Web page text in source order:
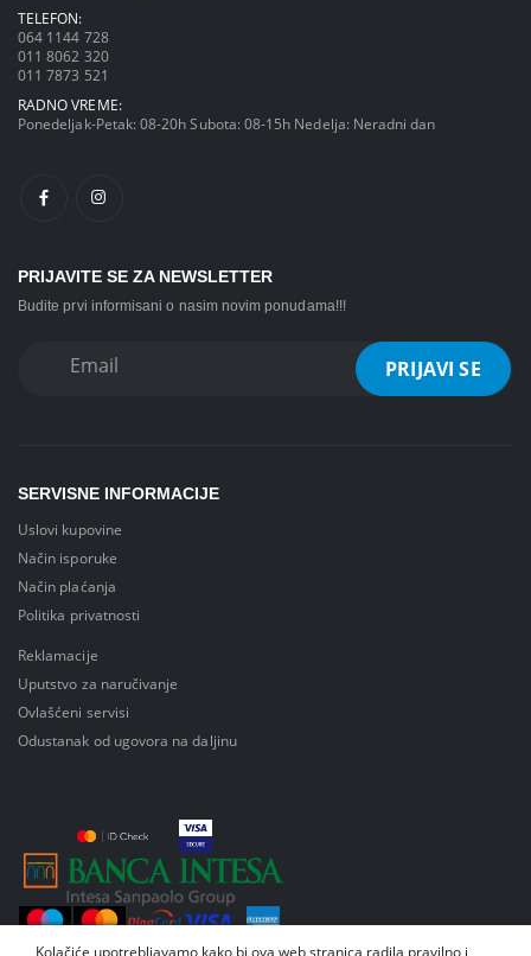
TELEFON:
064 1144 728
011 8062 320
011 7873 521
RADNO VREME:
Ponedeljak-Petak: 08-20h Subota: 08-15h Nedelja: Neradni dan
PRIJAVITE SE ZA NEWSLETTER
Budite prvi informisani o nasim novim ponudama!!!
SERVISNE INFORMACIJE
Uslovi kupovine
Način isporuke
Način plaćanja
Politika privatnosti
Reklamacije
Uputstvo za naručivanje
Ovlašćeni servisi
Odustanak od ugovora na daljinu
Kolačiće upotrebljavamo kako bi ova web stranica radila pravilno i